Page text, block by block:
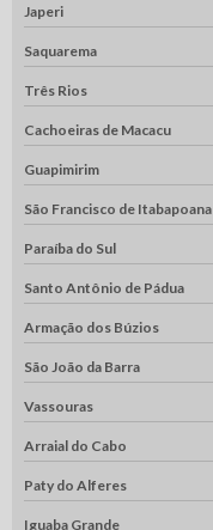
Japeri
Saquarema
Três Rios
Cachoeiras de Macacu
Guapimirim
São Francisco de Itabapoana
Paraíba do Sul
Santo Antônio de Pádua
Armação dos Búzios
São João da Barra
Vassouras
Arraial do Cabo
Paty do Alferes
Iguaba Grande